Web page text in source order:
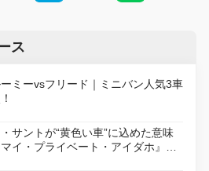
ス
ミーvsフリード｜ミニバン人気3車
サントが“黄色い車”に込めた意味
イ・プライベート・アイダホ』が
マスター版で復活